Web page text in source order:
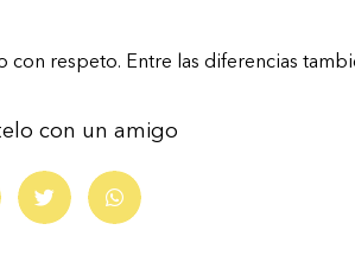
respeto. Entre las diferencias
con un amigo